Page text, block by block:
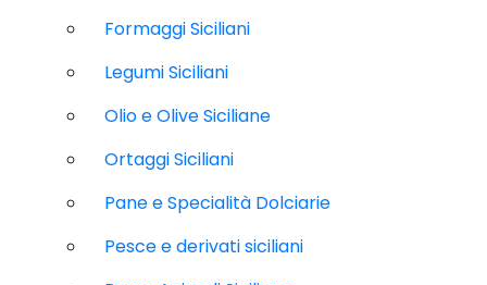
Formaggi Siciliani
Legumi Siciliani
Olio e Olive Siciliane
Ortaggi Siciliani
Pane e Specialità Dolciarie
Pesce e derivati siciliani